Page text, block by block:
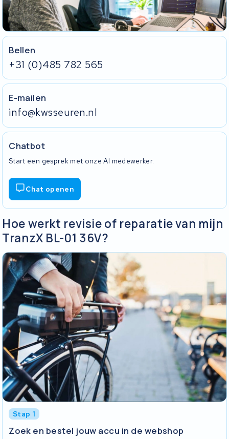
Tip:vraag de koerier om een afgiftebewijs zodra uw pakket wordt
opgehaald. Daar staat de track-en-trace code op en het is
meteen uw bewijs van verzending.
Bellen
+31 (0)485 782 565
E-mailen
info@kwsseuren.nl
Chatbot
Start een gesprek met onze AI medewerker.
Chat openen
Hoe werkt revisie of reparatie van mijn
TranzX BL-01 36V?
Stap 1
Zoek en bestel jouw accu in de webshop